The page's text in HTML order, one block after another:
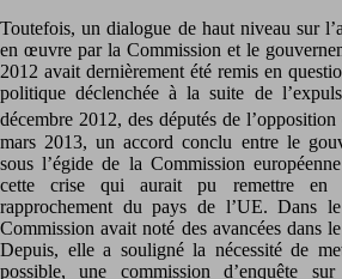
Toutefois, un dialogue de haut niveau sur
en œuvre par la Commission et le
2012 avait dernièrement été remis en
politique déclenchée à la suite de
décembre 2012, des députés de
mars 2013, un accord conclu entre le
sous l’égide de la Commission
cette crise qui aurait pu remettre en
rapprochement du pays de l’UE. Dans
Commission avait noté des avancées dans
Depuis, elle a souligné la nécessité de
possible, une commission d’enquête